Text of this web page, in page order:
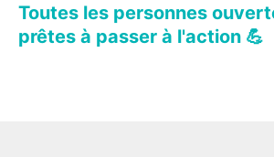
Toutes les personnes
prêtes à passer à l'action 💪